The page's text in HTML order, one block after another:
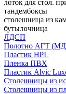
лоток для стол.
тандембоксы
столешница из
бутылочница
ЛДСП
Полотно АГТ
Пластик HPL
Пленка ПВХ
Пластик Alvic
Столешницы из
Столешницы из